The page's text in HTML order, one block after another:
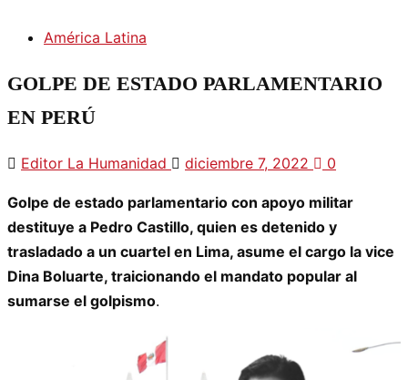
América Latina
GOLPE DE ESTADO PARLAMENTARIO
EN PERÚ
Editor La Humanidad diciembre 7, 2022 0
Golpe de estado parlamentario con apoyo militar
destituye a Pedro Castillo, quien es detenido y
trasladado a un cuartel en Lima, asume el cargo la vice
Dina Boluarte, traicionando el mandato popular al
sumarse el golpismo.